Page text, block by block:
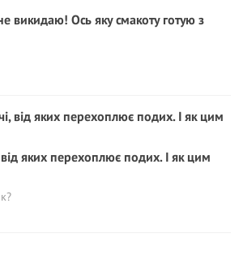
викидаю! Ось яку смакоту готую з
від яких перехоплює подих. І як цим